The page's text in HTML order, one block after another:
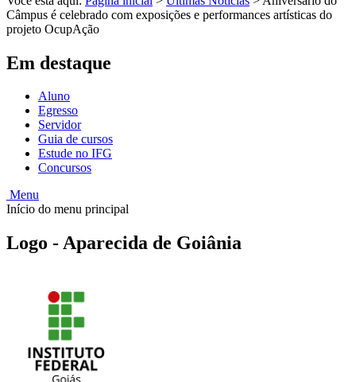
Câmpus é celebrado com exposições e performances artísticas do
projeto OcupAção
Em destaque
Aluno
Egresso
Servidor
Guia de cursos
Estude no IFG
Concursos
Menu
Início do menu principal
Logo - Aparecida de Goiânia